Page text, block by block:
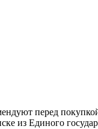
перед
из Единого